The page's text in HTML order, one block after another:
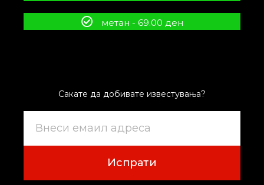
метан - 69.00 ден
Сакате да добивате известувања?
Испрати